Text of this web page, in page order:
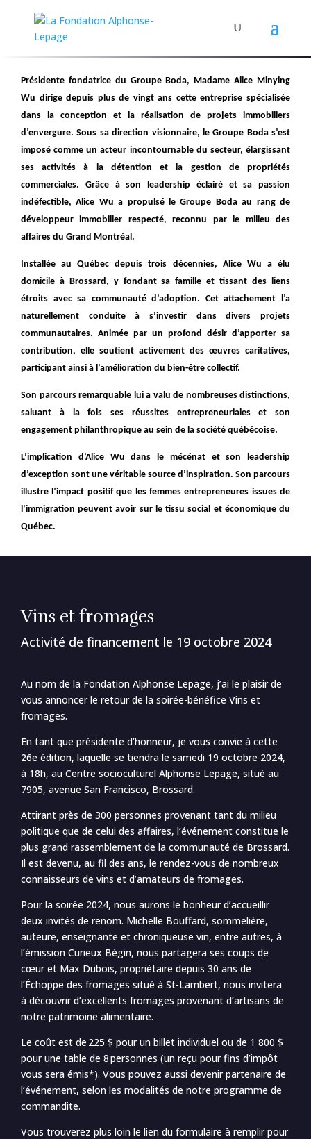
Présidente fondatrice du Groupe Boda, Madame Alice Minying
Wu dirige depuis plus de vingt ans cette entreprise spécialisée
dans la conception et la réalisation de projets immobiliers
d’envergure. Sous sa direction visionnaire, le Groupe Boda s’est
imposé comme un acteur incontournable du secteur, élargissant
ses activités à la détention et la gestion de propriétés
commerciales. Grâce à son leadership éclairé et sa passion
indéfectible, Alice Wu a propulsé le Groupe Boda au rang de
développeur immobilier respecté, reconnu par le milieu des
affaires du Grand Montréal.
Installée au Québec depuis trois décennies, Alice Wu a élu
domicile à Brossard, y fondant sa famille et tissant des liens
étroits avec sa communauté d’adoption. Cet attachement l’a
naturellement conduite à s’investir dans divers projets
communautaires. Animée par un profond désir d’apporter sa
contribution, elle soutient activement des œuvres caritatives,
participant ainsi à l’amélioration du bien-être collectif.
Son parcours remarquable lui a valu de nombreuses distinctions,
saluant à la fois ses réussites entrepreneuriales et son
engagement philanthropique au sein de la société québécoise.
L’implication d’Alice Wu dans le mécénat et son leadership
d’exception sont une véritable source d’inspiration. Son parcours
illustre l’impact positif que les femmes entrepreneures issues de
l’immigration peuvent avoir sur le tissu social et économique du
Québec.
Vins et fromages
Activité de financement le 19 octobre 2024
Au nom de la Fondation Alphonse Lepage, j’ai le plaisir de
vous annoncer le retour de la soirée-bénéfice Vins et
fromages.
En tant que présidente d’honneur, je vous convie à cette
26e édition, laquelle se tiendra le samedi 19 octobre 2024,
à 18h, au Centre socioculturel Alphonse Lepage, situé au
7905, avenue San Francisco, Brossard.
Attirant près de 300 personnes provenant tant du milieu
politique que de celui des affaires, l’événement constitue le
plus grand rassemblement de la communauté de Brossard.
Il est devenu, au fil des ans, le rendez-vous de nombreux
connaisseurs de vins et d’amateurs de fromages.
Pour la soirée 2024, nous aurons le bonheur d’accueillir
deux invités de renom. Michelle Bouffard, sommelière,
auteure, enseignante et chroniqueuse vin, entre autres, à
l’émission Curieux Bégin, nous partagera ses coups de
cœur et Max Dubois, propriétaire depuis 30 ans de
l’Échoppe des fromages situé à St-Lambert, nous invitera
à découvrir d’excellents fromages provenant d’artisans de
notre patrimoine alimentaire.
Le coût est de 225 $ pour un billet individuel ou de 1 800 $
pour une table de 8 personnes (un reçu pour fins d’impôt
vous sera émis*). Vous pouvez aussi devenir partenaire de
l’événement, selon les modalités de notre programme de
commandite.
Vous trouverez plus loin le lien du formulaire à remplir pour